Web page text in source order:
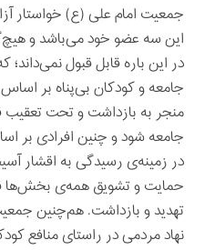
جمعیت امام علی (ع) خواستار
این سه عضو خود می‌باشد و
در این باره قابل قبول
جامعه و کودکان بی‌پناه بر
منجر به بازداشت و تحت تعقیب
جامعه شود و چنین افرادی بر
در زمینه‌ی رسیدگی به اقشار
حمایت و تشویق همه‌ی بخش‌ها
تهدید و بازداشت. هم‌چنین
نهاد مردمی در راستای منافع